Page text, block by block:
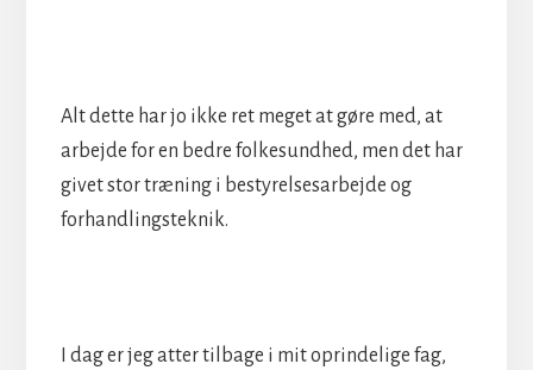
Alt dette har jo ikke ret meget at gøre med, at
arbejde for en bedre folkesundhed, men det har
givet stor træning i bestyrelsesarbejde og
forhandlingsteknik.
I dag er jeg atter tilbage i mit oprindelige fag,